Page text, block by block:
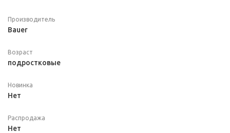
Производитель
Bauer
Возраст
подростковые
Новинка
Нет
Распродажа
Нет